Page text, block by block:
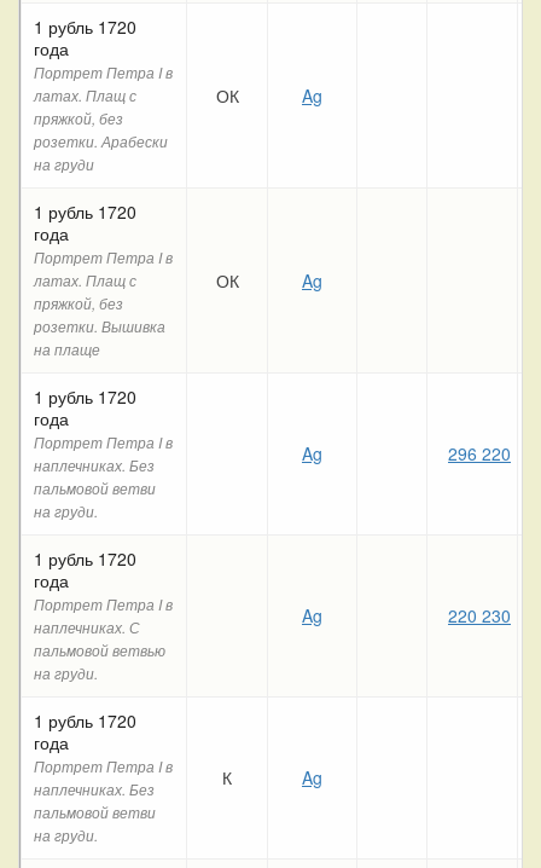
1 рубль 1720
года
Портрет Петра I в
латах. Плащ с
пряжкой, без
розетки. Арабески
на груди
ОК Ag
1 рубль 1720
года
Портрет Петра I в
латах. Плащ с
пряжкой, без
розетки. Вышивка
на плаще
ОК Ag
1 рубль 1720
года
Портрет Петра I в
наплечниках. Без
пальмовой ветви
на груди.
Ag 296 220
1 рубль 1720
года
Портрет Петра I в
наплечниках. С
пальмовой ветвью
на груди.
Ag 220 230
1 рубль 1720
года
Портрет Петра I в
наплечниках. Без
пальмовой ветви
на груди.
К Ag